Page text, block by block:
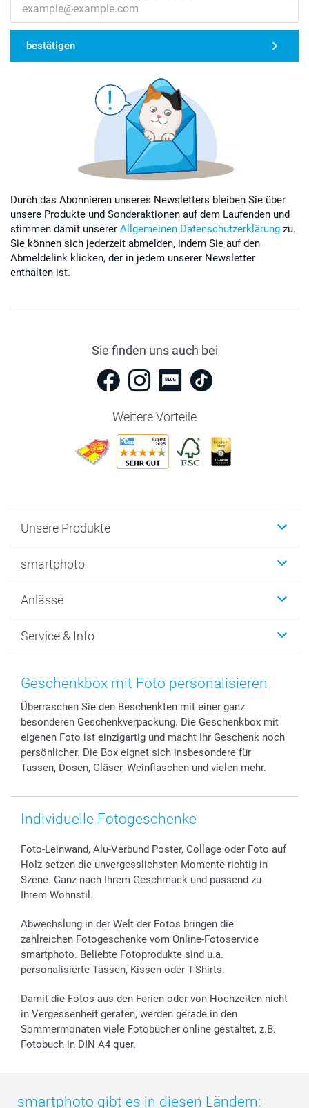
bestätigen
Durch das Abonnieren unseres Newsletters bleiben Sie über
unsere Produkte und Sonderaktionen auf dem Laufenden und
stimmen damit unserer Allgemeinen Datenschutzerklärung zu.
Sie können sich jederzeit abmelden, indem Sie auf den
Abmeldelink klicken, der in jedem unserer Newsletter
enthalten ist.
Sie finden uns auch bei
Weitere Vorteile
Unsere Produkte
Fotogeschenke
MyNameBook
Fotoabzüge, Fotos als Buch & Poster
Zubehör & Material
Sticker & Etiketten
Geschenk-Gutscheine (PDF)
smartphoto
Warum smartphoto
Datenschutz
AGB
Presse
Partnerprogramme
Investor Relations
B2B smartbusiness
Anlässe
Neujahr
Muttertag
Kommunion & Konfirmation
Hochzeit
Geburtstag
Geburt
Service & Info
Preise und Versandkosten
48h Lieferung
Zahlungsmöglichkeiten
Anmelden /Registrieren
Sitemap
smartgarantie
Geschenkbox mit Foto personalisieren
Überraschen Sie den Beschenkten mit einer ganz
besonderen Geschenkverpackung. Die Geschenkbox mit
eigenen Foto ist einzigartig und macht Ihr Geschenk noch
persönlicher. Die Box eignet sich insbesondere für
Tassen, Dosen, Gläser, Weinflaschen und vielen mehr.
Individuelle Fotogeschenke
Foto-Leinwand, Alu-Verbund Poster, Collage oder Foto auf
Holz setzen die unvergesslichsten Momente richtig in
Szene. Ganz nach Ihrem Geschmack und passend zu
Ihrem Wohnstil.
Abwechslung in der Welt der Fotos bringen die
zahlreichen Fotogeschenke vom Online-Fotoservice
smartphoto. Beliebte Fotoprodukte sind u.a.
personalisierte Tassen, Kissen oder T-Shirts.
Damit die Fotos aus den Ferien oder von Hochzeiten nicht
in Vergessenheit geraten, werden gerade in den
Sommermonaten viele Fotobücher online gestaltet, z.B.
Fotobuch in DIN A4 quer.
smartphoto gibt es in diesen Ländern: